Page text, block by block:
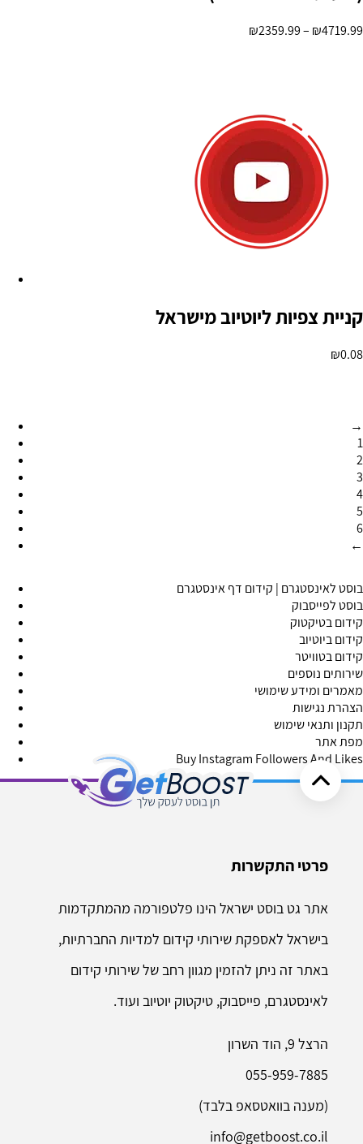
₪2359.99– ₪4719.99
קניית צפיות ליוטיוב מישראל
₪0.08
→
1
2
3
4
5
6
←
בוסט לאינסטגרם | קידום דף אינסטגרם
בוסט לפייסבוק
קידום בטיקטוק
קידום ביוטיוב
קידום בטוויטר
שירותים נוספים
מאמרים ומידע שימושי
הצהרת נגישות
תקנון ותנאי שימוש
מפת אתר
Buy Instagram Followers And Likes
פרטי התקשרות
אתר גט בוסט ישראל הינו פלטפורמה מהמתקדמות
בישראל לאספקת שירותי קידום למדיות החברתיות,
באתר זה ניתן להזמין מגוון רחב של שירותי קידום
לאינסטגרם, פייסבוק, טיקטוק יוטיוב ועוד.
הרצל 9, הוד השרון
055-959-7885
(מענה בוואטסאפ בלבד)
info@getboost.co.il